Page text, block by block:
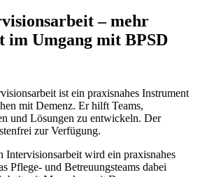
– mehr
im Umgang mit BPSD
ist ein praxisnahes Instrument
mit Demenz. Er hilft Teams,
und Lösungen zu entwickeln. Der
zur Verfügung.
Intervisionsarbeit wird ein praxisnahes
Pflege- und Betreuungsteams dabei